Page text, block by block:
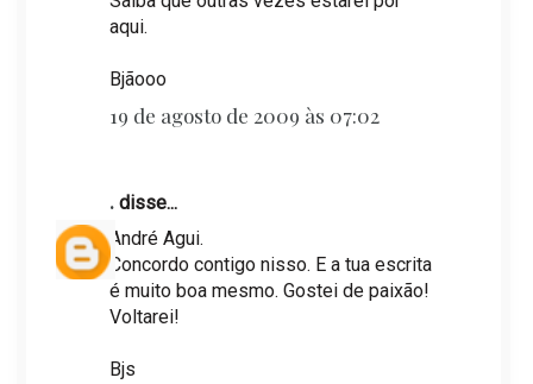
aqui.
Bjãooo
19 de agosto de 2009 às 07:02
.disse...
André Agui.
Concordo contigo nisso. E a tua escrita
é muito boa mesmo. Gostei de paixão!
Voltarei!
Bjs